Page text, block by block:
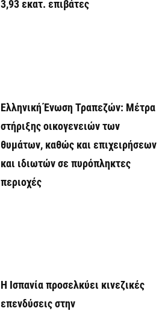
3,93 εκατ. επιβάτες
Ελληνική Ένωση Τραπεζών: Μέτρα
στήριξης οικογενειών των
θυμάτων, καθώς και επιχειρήσεων
και ιδιωτών σε πυρόπληκτες
περιοχές
Η Ισπανία προσελκύει κινεζικές
επενδύσεις στην